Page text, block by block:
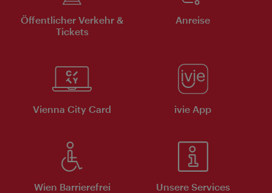
Öffentlicher Verkehr &
Tickets
Anreise
Vienna City Card ivie App
Wien Barrierefrei Unsere Services